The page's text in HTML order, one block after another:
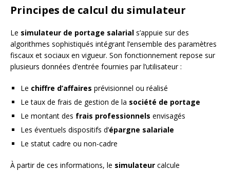
Principes de calcul du simulateur
Le simulateur de portage salarial s’appuie sur des
algorithmes sophistiqués intégrant l’ensemble des paramètres
fiscaux et sociaux en vigueur. Son fonctionnement repose sur
plusieurs données d’entrée fournies par l’utilisateur :
Le chiffre d’affaires prévisionnel ou réalisé
Le taux de frais de gestion de la société de portage
Le montant des frais professionnels envisagés
Les éventuels dispositifs d’épargne salariale
Le statut cadre ou non-cadre
À partir de ces informations, le simulateur calcule